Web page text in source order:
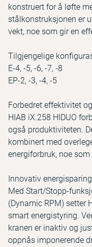
konstruert for å løfte
stålkonstruksjonen er
vekt, noe som gir en
Tilgjengelige
E-4, -5, -6, -7, -8
EP-2, -3, -4, -5
Forbedret effektivitet
HIAB iX.258 HIDUO
også produktiviteten.
kombinert med
energiforbruk, noe
Innovativ energisparing
Med Start/Stopp-
(Dynamic RPM) setter
smart energistyring.
kranen er inaktiv og
oppnås imponerende